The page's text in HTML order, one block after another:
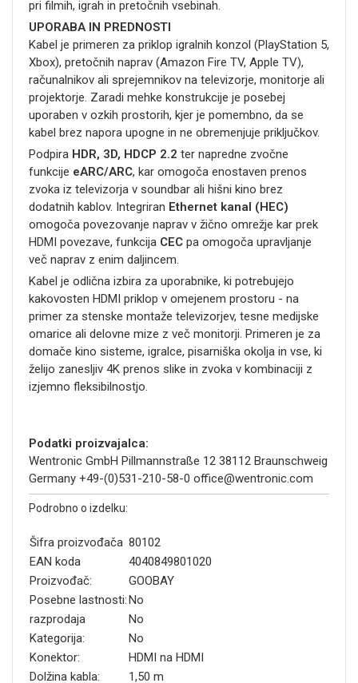
pri filmih, igrah in pretočnih vsebinah.
UPORABA IN PREDNOSTI
Kabel je primeren za priklop igralnih konzol (PlayStation 5,
Xbox), pretočnih naprav (Amazon Fire TV, Apple TV),
računalnikov ali sprejemnikov na televizorje, monitorje ali
projektorje. Zaradi mehke konstrukcije je posebej
uporaben v ozkih prostorih, kjer je pomembno, da se
kabel brez napora upogne in ne obremenjuje priključkov.
Podpira HDR, 3D, HDCP 2.2 ter napredne zvočne
funkcije eARC/ARC, kar omogoča enostaven prenos
zvoka iz televizorja v soundbar ali hišni kino brez
dodatnih kablov. Integriran Ethernet kanal (HEC)
omogoča povezovanje naprav v žično omrežje kar prek
HDMI povezave, funkcija CEC pa omogoča upravljanje
več naprav z enim daljincem.
Kabel je odlična izbira za uporabnike, ki potrebujejo
kakovosten HDMI priklop v omejenem prostoru - na
primer za stenske montaže televizorjev, tesne medijske
omarice ali delovne mize z več monitorji. Primeren je za
domače kino sisteme, igralce, pisarniška okolja in vse, ki
želijo zanesljiv 4K prenos slike in zvoka v kombinaciji z
izjemno fleksibilnostjo.
Podatki proizvajalca:
Wentronic GmbH Pillmannstraße 12 38112 Braunschweig
Germany +49-(0)531-210-58-0 office@wentronic.com
Podrobno o izdelku:
Šifra proizvođača 80102
EAN koda
4040849801020
Proizvođač:
GOOBAY
Posebne lastnosti:No
razprodaja
No
Kategorija:
No
Konektor:
HDMI na HDMI
Dolžina kabla:
1,50 m